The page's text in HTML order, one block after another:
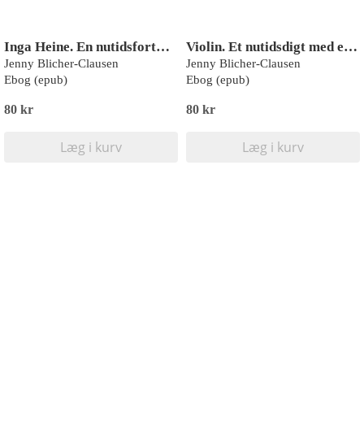
Inga Heine. En nutidsfortælling
Jenny Blicher-Clausen
Ebog (epub)
80 kr
Læg i kurv
Violin. Et nutidsdigt med et forspil og intermezzoer
Jenny Blicher-Clausen
Ebog (epub)
80 kr
Læg i kurv